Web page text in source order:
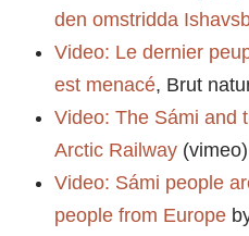
den omstridda
Video: Le dernier
est menacé, Brut
Video: The Sámi and
Arctic Railway
Video: Sámi people
people from Europe